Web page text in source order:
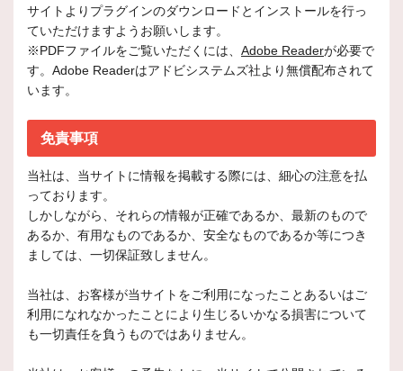
サイトよりプラグインのダウンロードとインストールを行っ
ていただけますようお願いします。
※PDFファイルをご覧いただくには、 Adobe Readerが必要で
す。Adobe Readerはアドビシステムズ社より無償配布されて
います。
免責事項
当社は、当サイトに情報を掲載する際には、細心の注意を払
っております。
しかしながら、それらの情報が正確であるか、最新のもので
あるか、有用なものであるか、安全なものであるか等につき
ましては、一切保証致しません。
当社は、お客様が当サイトをご利用になったことあるいはご
利用になれなかったことにより生じるいかなる損害について
も一切責任を負うものではありません。